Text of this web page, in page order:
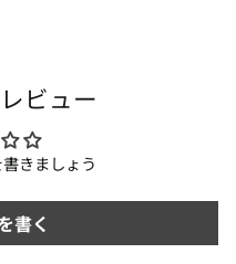
ビュー
きましょう
書く